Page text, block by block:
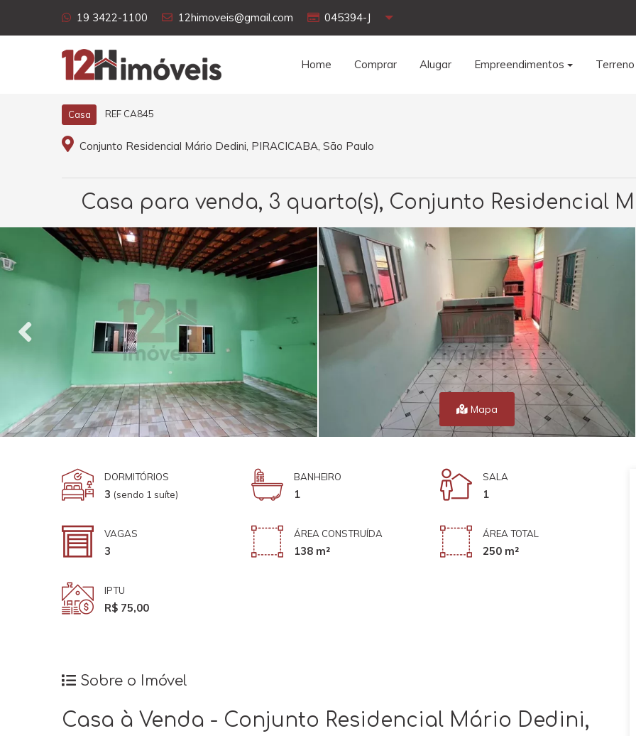
19 3422-1100 12himoveis@gmail.com 045394-J
Home Comprar Alugar Empreendimentos
Casa REF CA845
Conjunto Residencial Mário Dedini, PIRACICABA, São Paulo
Casa para venda, 3 quarto(s), Conjunto Residencial
Mapa
DORMITÓRIOS
3 (sendo 1 suíte)
BANHEIRO
1
SALA
1
VAGAS
3
ÁREA CONSTRUÍDA
138 m²
ÁREA TOTAL
250 m²
IPTU
R$ 75,00
Sobre o Imóvel
Casa à Venda - Conjunto Residencial Mário Dedini,